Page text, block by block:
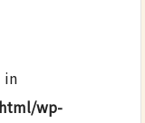
in
wp-